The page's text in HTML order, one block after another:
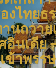
งไทยธ
นถวา
อินเดีย
ข้าพรร